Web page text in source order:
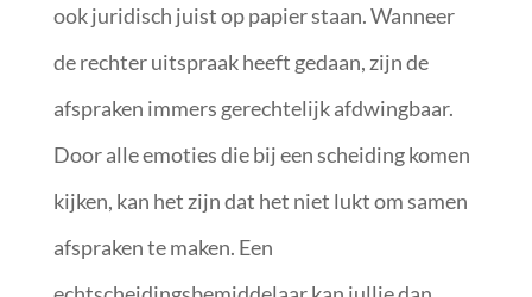
ook juridisch juist op papier staan. Wanneer
de rechter uitspraak heeft gedaan, zijn de
afspraken immers gerechtelijk afdwingbaar.
Door alle emoties die bij een scheiding komen
kijken, kan het zijn dat het niet lukt om samen
afspraken te maken. Een